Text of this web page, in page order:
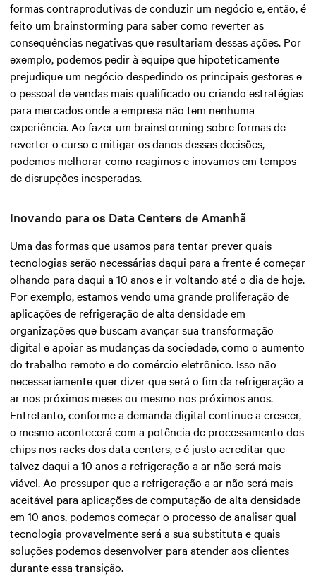
formas contraprodutivas de conduzir um negócio e, então, é
feito um brainstorming para saber como reverter as
consequências negativas que resultariam dessas ações. Por
exemplo, podemos pedir à equipe que hipoteticamente
prejudique um negócio despedindo os principais gestores e
o pessoal de vendas mais qualificado ou criando estratégias
para mercados onde a empresa não tem nenhuma
experiência. Ao fazer um brainstorming sobre formas de
reverter o curso e mitigar os danos dessas decisões,
podemos melhorar como reagimos e inovamos em tempos
de disrupções inesperadas.
Inovando para os Data Centers de Amanhã
Uma das formas que usamos para tentar prever quais
tecnologias serão necessárias daqui para a frente é começar
olhando para daqui a 10 anos e ir voltando até o dia de hoje.
Por exemplo, estamos vendo uma grande proliferação de
aplicações de refrigeração de alta densidade em
organizações que buscam avançar sua transformação
digital e apoiar as mudanças da sociedade, como o aumento
do trabalho remoto e do comércio eletrônico. Isso não
necessariamente quer dizer que será o fim da refrigeração a
ar nos próximos meses ou mesmo nos próximos anos.
Entretanto, conforme a demanda digital continue a crescer,
o mesmo acontecerá com a potência de processamento dos
chips nos racks dos data centers, e é justo acreditar que
talvez daqui a 10 anos a refrigeração a ar não será mais
viável. Ao pressupor que a refrigeração a ar não será mais
aceitável para aplicações de computação de alta densidade
em 10 anos, podemos começar o processo de analisar qual
tecnologia provavelmente será a sua substituta e quais
soluções podemos desenvolver para atender aos clientes
durante essa transição.